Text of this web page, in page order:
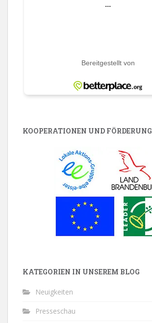
KOOPERATIONEN UND FÖRDERUNG
KATEGORIEN IN UNSEREM BLOG
Neuigkeiten
Presseschau